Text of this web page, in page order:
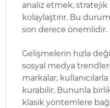
analiz etmek, stratejik
kolaylaştırır. Bu
son derece önemlidir.
Gelişmelerin hızla
sosyal medya
markalar,
kurabilir. Bununla
klasik yöntemlere